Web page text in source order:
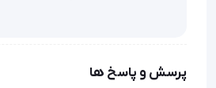
پرسش و پاسخ ها